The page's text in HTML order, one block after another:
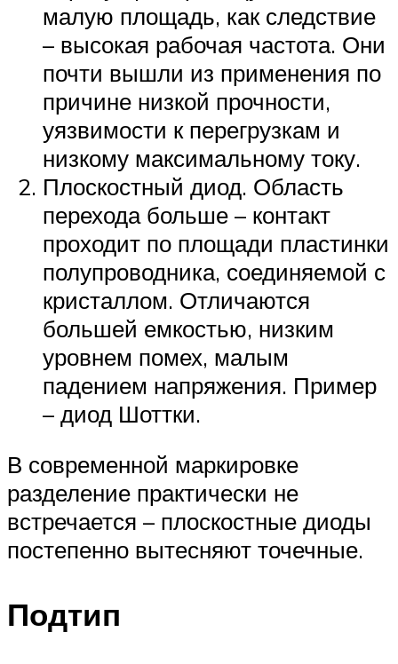
малую площадь, как следствие
– высокая рабочая частота. Они
почти вышли из применения по
причине низкой прочности,
уязвимости к перегрузкам и
низкому максимальному току.
Плоскостный диод. Область
перехода больше – контакт
проходит по площади пластинки
полупроводника, соединяемой с
кристаллом. Отличаются
большей емкостью, низким
уровнем помех, малым
падением напряжения. Пример
– диод Шоттки.
В современной маркировке
разделение практически не
встречается – плоскостные диоды
постепенно вытесняют точечные.
Подтип